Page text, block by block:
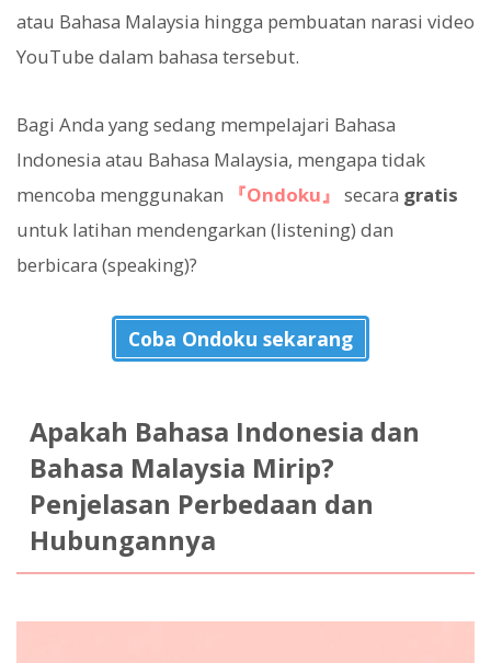
atau Bahasa Malaysia hingga pembuatan narasi video
YouTube dalam bahasa tersebut.
Bagi Anda yang sedang mempelajari Bahasa
Indonesia atau Bahasa Malaysia, mengapa tidak
mencoba menggunakan
『Ondoku』 secara gratis
untuk latihan mendengarkan (listening) dan
berbicara (speaking)?
Coba Ondoku sekarang
Apakah Bahasa Indonesia dan
Bahasa Malaysia Mirip?
Penjelasan Perbedaan dan
Hubungannya